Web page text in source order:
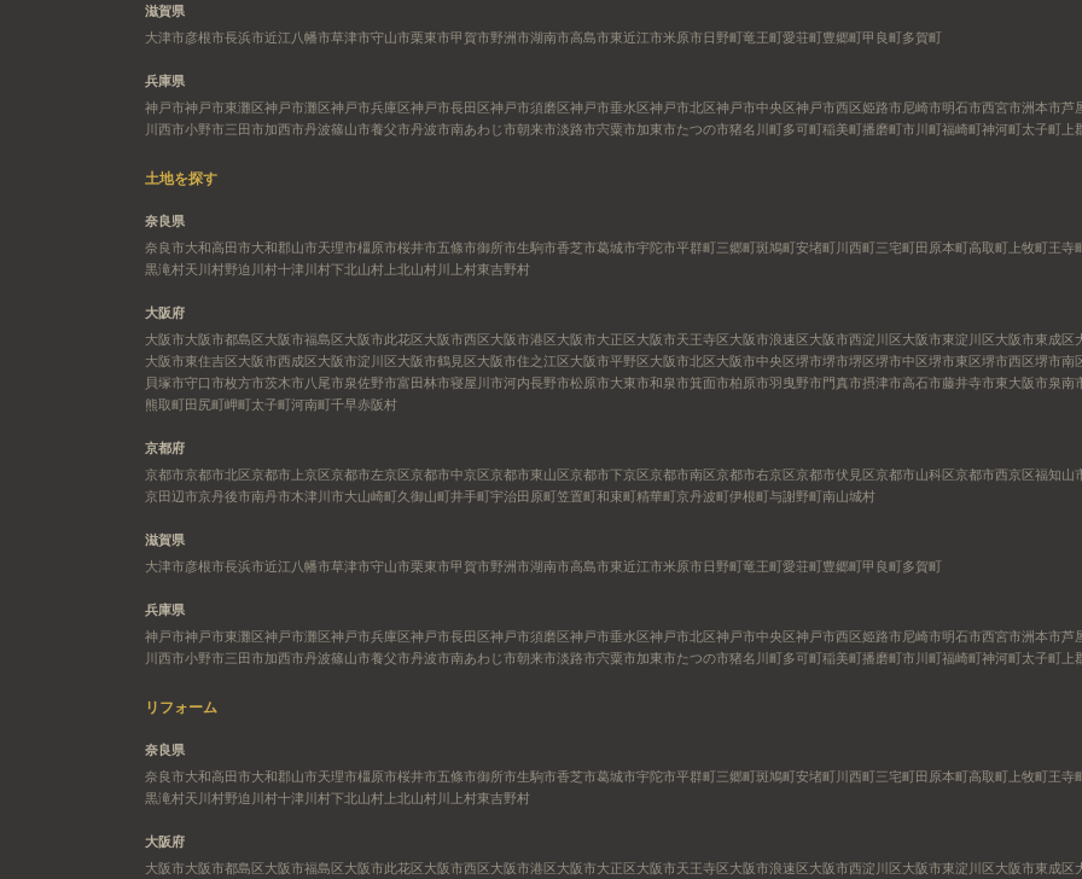
滋賀県
大津市彦根市長浜市近江八幡市草津市守山市栗東市甲賀市野洲市湖南市高島市東近江市米原市日野町竜王町愛荘町豊郷町甲良町多賀町
兵庫県
神戸市神戸市東灘区神戸市灘区神戸市兵庫区神戸市長田区神戸市須磨区神戸市垂水区神戸市北区神戸市中央区神戸市西区姫路市尼崎市明石市西宮市洲本市芦
川西市小野市三田市加西市丹波篠山市養父市丹波市南あわじ市朝来市淡路市宍粟市加東市たつの市猪名川町多可町稲美町播磨町市川町福崎町神河町太子町 上
土地を探す
奈良県
奈良市大和高田市大和郡山市天理市橿原市桜井市五條市御所市生駒市香芝市葛城市宇陀市平群町三郷町斑鳩町安堵町川西町三宅町田原本町高取町 上牧町王寺
黒滝村天川村野迫川村十津川村下北山村 上北山村川上村東吉野村
大阪府
大阪市大阪市都島区大阪市福島区大阪市此花区大阪市西区大阪市港区大阪市大正区大阪市天王寺区大阪市浪速区大阪市西淀川区大阪市東淀川区大阪市東成区
大阪市東住吉区大阪市西成区大阪市淀川区大阪市鶴見区大阪市住之江区大阪市平野区大阪市北区大阪市中央区堺市堺市堺区堺市中区堺市東区堺市西区堺市南
貝塚市守口市枚方市茨木市八尾市泉佐野市富田林市寝屋川市河内長野市松原市大東市和泉市箕面市柏原市羽曳野市門真市摂津市高石市藤井寺市東大阪市泉南
熊取町田尻町岬町太子町河南町千早赤阪村
京都府
京都市京都市北区京都市上京区京都市左京区京都市中京区京都市東山区京都市下京区京都市南区京都市右京区京都市伏見区京都市山科区京都市西京区福知山
京田辺市京丹後市南丹市木津川市大山崎町久御山町井手町宇治田原町笠置町和束町精華町京丹波町伊根町与謝野町南山城村
滋賀県
大津市彦根市長浜市近江八幡市草津市守山市栗東市甲賀市野洲市湖南市高島市東近江市米原市日野町竜王町愛荘町豊郷町甲良町多賀町
兵庫県
神戸市神戸市東灘区神戸市灘区神戸市兵庫区神戸市長田区神戸市須磨区神戸市垂水区神戸市北区神戸市中央区神戸市西区姫路市尼崎市明石市西宮市洲本市芦
川西市小野市三田市加西市丹波篠山市養父市丹波市南あわじ市朝来市淡路市宍粟市加東市たつの市猪名川町多可町稲美町播磨町市川町福崎町神河町太子町 上
リフォーム
奈良県
奈良市大和高田市大和郡山市天理市橿原市桜井市五條市御所市生駒市香芝市葛城市宇陀市平群町三郷町斑鳩町安堵町川西町三宅町田原本町高取町 上牧町王寺
黒滝村天川村野迫川村十津川村下北山村 上北山村川上村東吉野村
大阪府
大阪市大阪市都島区大阪市福島区大阪市此花区大阪市西区大阪市港区大阪市大正区大阪市天王寺区大阪市浪速区大阪市西淀川区大阪市東淀川区大阪市東成区